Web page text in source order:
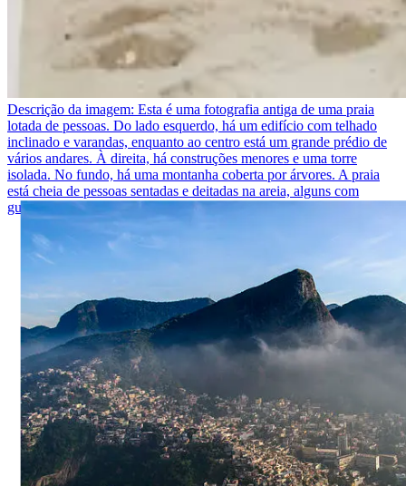
Descrição da imagem: Esta é uma fotografia antiga de uma praia
lotada de pessoas. Do lado esquerdo, há um edifício com telhado
inclinado e varandas, enquanto ao centro está um grande prédio de
vários andares. À direita, há construções menores e uma torre
isolada. No fundo, há uma montanha coberta por árvores. A praia
está cheia de pessoas sentadas e deitadas na areia, alguns com
guarda-sóis.